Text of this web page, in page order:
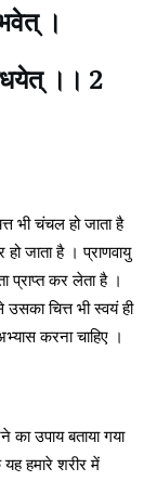
।
।। 2
भी चंचल हो जाता है
हो जाता है । प्राणवायु
प्राप्त कर लेता है ।
चित्त भी स्वयं ही
करना चाहिए ।
का उपाय बताया गया
हमारे शरीर में